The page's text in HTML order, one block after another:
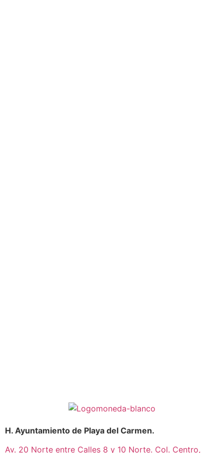
H. Ayuntamiento de Playa del Carmen.
Av. 20 Norte entre Calles 8 y 10 Norte. Col. Centro,